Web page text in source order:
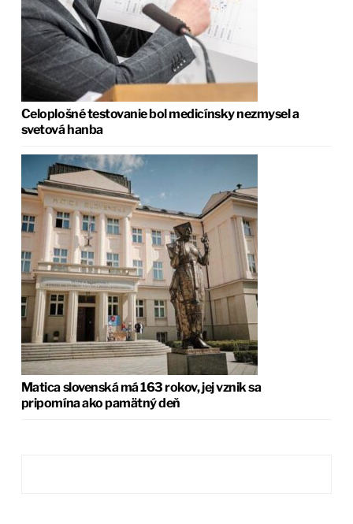
Celoplošné testovanie bol medicínsky nezmysel a
svetová hanba
Matica slovenská má 163 rokov, jej vznik sa
pripomína ako pamätný deň